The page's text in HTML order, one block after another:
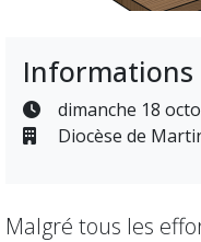
Informations
dimanche 18
Diocèse de
Malgré tous les